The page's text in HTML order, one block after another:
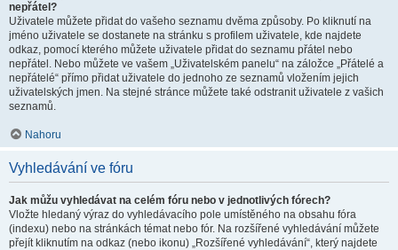
nepřátel?
Uživatele můžete přidat do vašeho seznamu dvěma způsoby. Po kliknutí na
jméno uživatele se dostanete na stránku s profilem uživatele, kde najdete
odkaz, pomocí kterého můžete uživatele přidat do seznamu přátel nebo
nepřátel. Nebo můžete ve vašem „Uživatelském panelu“ na záložce „Přátelé a
nepřátelé“ přímo přidat uživatele do jednoho ze seznamů vložením jejich
uživatelských jmen. Na stejné stránce můžete také odstranit uživatele z vašich
seznamů.
Nahoru
Vyhledávání ve fóru
Jak můžu vyhledávat na celém fóru nebo v jednotlivých fórech?
Vložte hledaný výraz do vyhledávacího pole umístěného na obsahu fóra
(indexu) nebo na stránkách témat nebo fór. Na rozšířené vyhledávání můžete
přejít kliknutím na odkaz (nebo ikonu) „Rozšířené vyhledávání“, který najdete